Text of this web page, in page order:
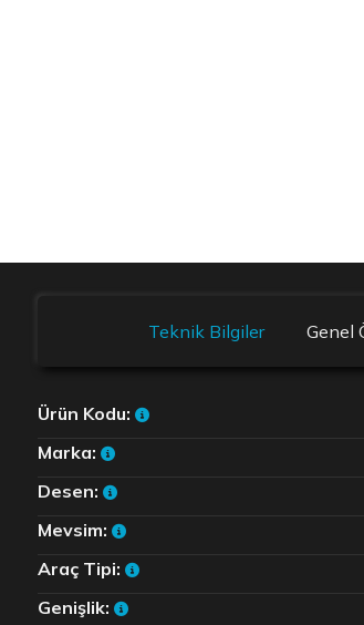
Teknik Bilgiler Genel
Ürün Kodu:
Marka:
Desen:
Mevsim:
Araç Tipi:
Genişlik: